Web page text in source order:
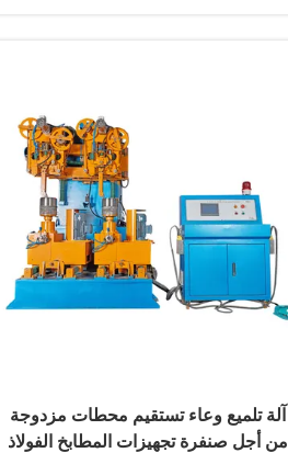
آلة تلميع وعاء تستقيم محطات مزدوجة
من أجل صنفرة تجهيزات المطابخ الفولاذ